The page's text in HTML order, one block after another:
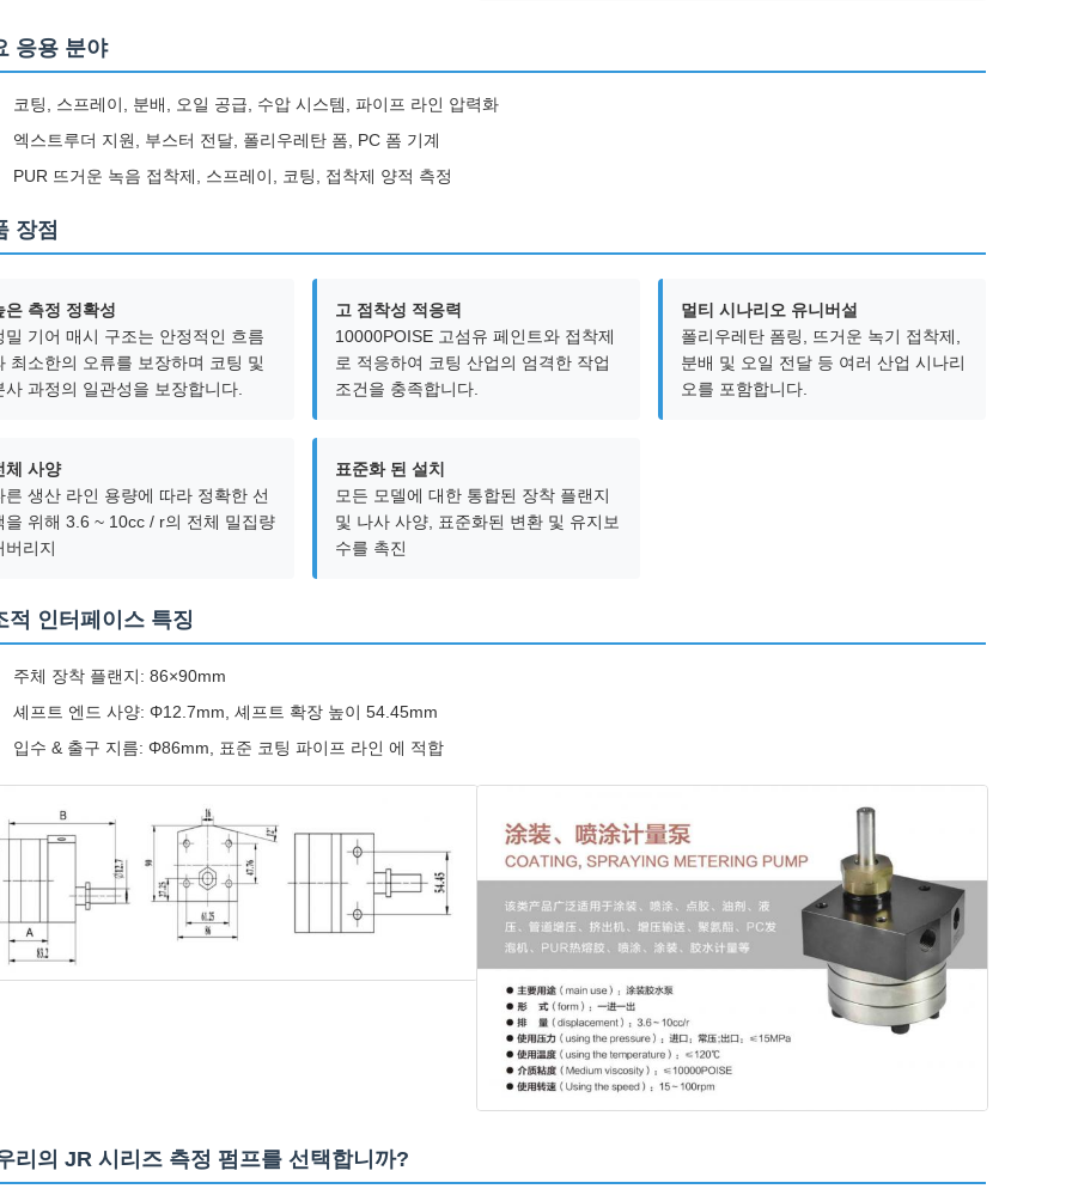
응용 분야
코팅, 스프레이, 분배, 오일 공급, 수압 시스템, 파이프 라인 압력화
엑스트루더 지원, 부스터 전달, 폴리우레탄 폼, PC 폼 기계
PUR 뜨거운 녹음 접착제, 스프레이, 코팅, 접착제 양적 측정
장점
은 측정 정확성
밀 기어 매시 구조는 안정적인 흐름
최소한의 오류를 보장하며 코팅 및
사 과정의 일관성을 보장합니다.
고 점착성 적응력
10000POISE 고섬유 페인트와 접착제
로 적응하여 코팅 산업의 엄격한 작업
조건을 충족합니다.
멀티 시나리오 유니버설
폴리우레탄 폼링, 뜨거운 녹기 접착제,
분배 및 오일 전달 등 여러 산업 시나리
오를 포함합니다.
체 사양
른 생산 라인 용량에 따라 정확한 선
을 위해 3.6 ~ 10cc / r의 전체 밀집량
버리지
표준화 된 설치
모든 모델에 대한 통합된 장착 플랜지
및 나사 사양, 표준화된 변환 및 유지보
수를 촉진
적 인터페이스 특징
주체 장착 플랜지: 86×90mm
셰프트 엔드 사양: Φ12.7mm, 셰프트 확장 높이 54.45mm
입수 & 출구 지름: Φ86mm, 표준 코팅 파이프 라인 에 적합
리의 JR 시리즈 측정 펌프를 선택합니까?